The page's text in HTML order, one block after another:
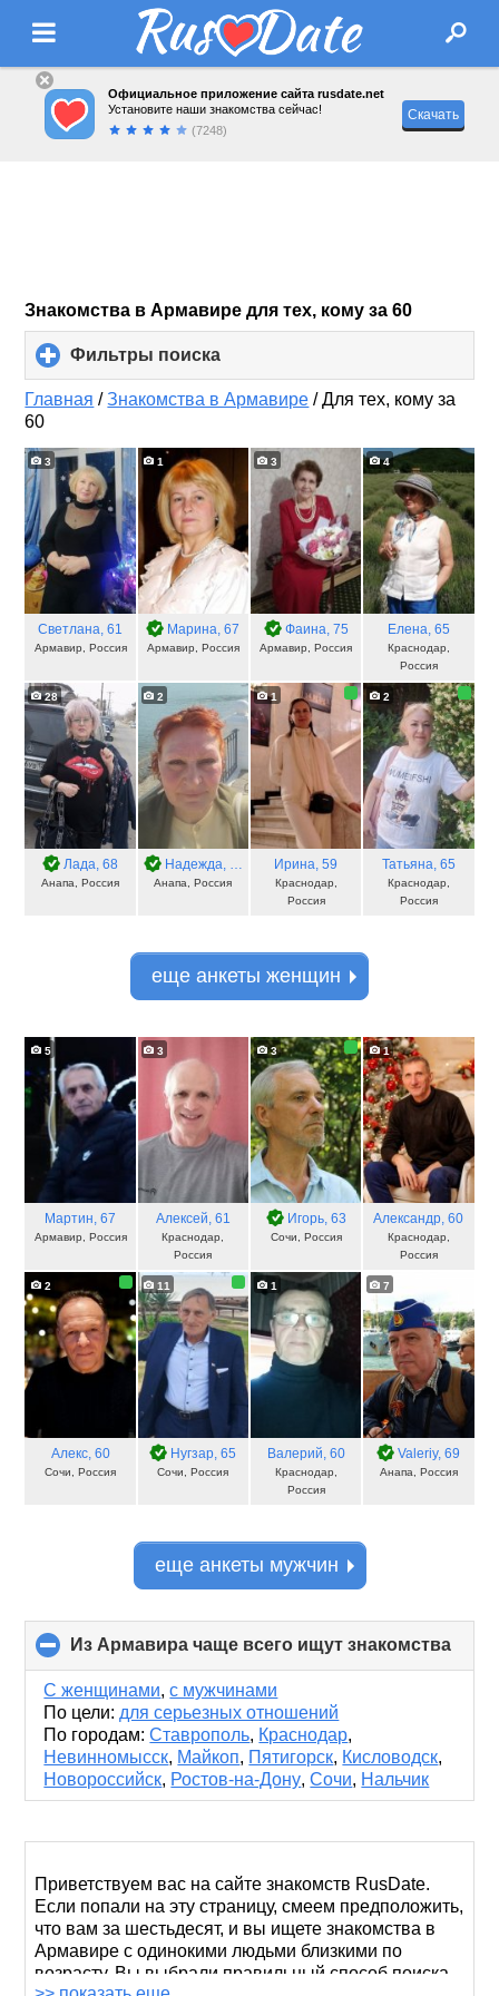
Официальное приложение сайта rusdate.net
Установите наши знакомства сейчас!
(7248)
Скачать
Знакомства в Армавире для тех, кому за 60
Фильтры поиска
to
expand
Главная /Знакомства в Армавире /Для тех, кому за
60
3
Светлана, 61
Армавир, Россия
1
Марина, 67
Армавир, Россия
3
Фаина, 75
Армавир, Россия
4
Елена, 65
Краснодар,
Россия
28
Лада, 68
Анапа, Россия
2
Надежда, 61
Анапа, Россия
1
Ирина, 59
Краснодар,
Россия
2
Татьяна, 65
Краснодар,
Россия
еще анкеты женщин
5
Мартин, 67
Армавир, Россия
3
Алексей, 61
Краснодар,
Россия
3
Игорь, 63
Сочи, Россия
1
Александр, 60
Краснодар,
Россия
2
Алекс, 60
Сочи, Россия
11
Нугзар, 65
Сочи, Россия
1
Валерий, 60
Краснодар,
Россия
7
Valeriy, 69
Анапа, Россия
еще анкеты мужчин
Из Армавира чаще всего ищут знакомства
to
С женщинами,с мужчинами
По цели: для серьезных отношений
По городам: Ставрополь, Краснодар,
Невинномысск, Майкоп, Пятигорск, Кисловодск,
Новороссийск, Ростов-на-Дону,Сочи, Нальчик
Приветствуем вас на сайте знакомств RusDate.
Если попали на эту страницу, смеем предположить,
что вам за шестьдесят, и вы ищете знакомства в
Армавире с одинокими людьми близкими по
возрасту. Вы выбрали правильный способ поиска